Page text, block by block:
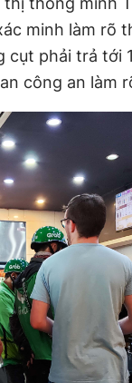
minh làm rõ
cụt phải trả tới
công an làm